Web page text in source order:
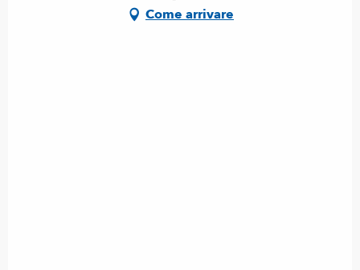
Come arrivare